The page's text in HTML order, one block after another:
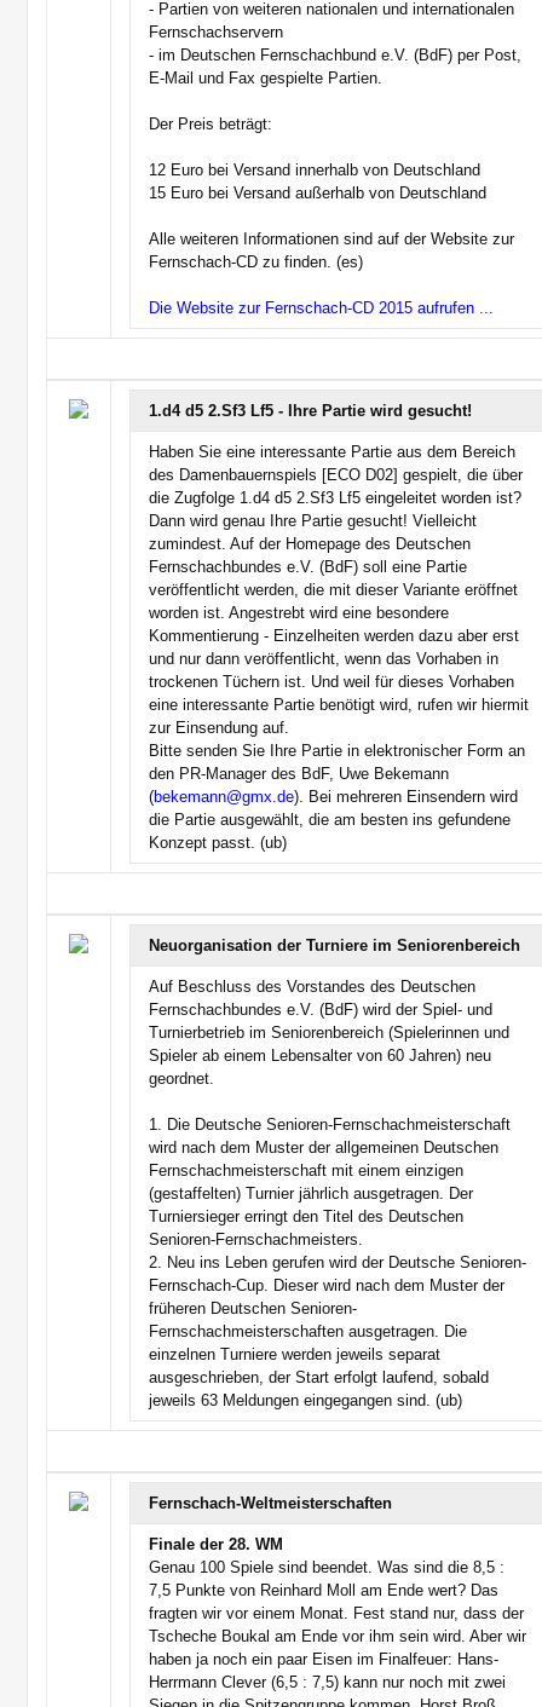
- Partien von weiteren nationalen und internationalen
Fernschachservern
- im Deutschen Fernschachbund e.V. (BdF) per Post,
E-Mail und Fax gespielte Partien.
Der Preis beträgt:
12 Euro bei Versand innerhalb von Deutschland
15 Euro bei Versand außerhalb von Deutschland
Alle weiteren Informationen sind auf der Website zur
Fernschach-CD zu finden. (es)
Die Website zur Fernschach-CD 2015 aufrufen ...
1.d4 d5 2.Sf3 Lf5 - Ihre Partie wird gesucht!
Haben Sie eine interessante Partie aus dem Bereich
des Damenbauernspiels [ECO D02] gespielt, die über
die Zugfolge 1.d4 d5 2.Sf3 Lf5 eingeleitet worden ist?
Dann wird genau Ihre Partie gesucht! Vielleicht
zumindest. Auf der Homepage des Deutschen
Fernschachbundes e.V. (BdF) soll eine Partie
veröffentlicht werden, die mit dieser Variante eröffnet
worden ist. Angestrebt wird eine besondere
Kommentierung - Einzelheiten werden dazu aber erst
und nur dann veröffentlicht, wenn das Vorhaben in
trockenen Tüchern ist. Und weil für dieses Vorhaben
eine interessante Partie benötigt wird, rufen wir hiermit
zur Einsendung auf.
Bitte senden Sie Ihre Partie in elektronischer Form an
den PR-Manager des BdF, Uwe Bekemann
(bekemann@gmx.de). Bei mehreren Einsendern wird
die Partie ausgewählt, die am besten ins gefundene
Konzept passt. (ub)
Neuorganisation der Turniere im Seniorenbereich
Auf Beschluss des Vorstandes des Deutschen
Fernschachbundes e.V. (BdF) wird der Spiel- und
Turnierbetrieb im Seniorenbereich (Spielerinnen und
Spieler ab einem Lebensalter von 60 Jahren) neu
geordnet.
1. Die Deutsche Senioren-Fernschachmeisterschaft
wird nach dem Muster der allgemeinen Deutschen
Fernschachmeisterschaft mit einem einzigen
(gestaffelten) Turnier jährlich ausgetragen. Der
Turniersieger erringt den Titel des Deutschen
Senioren-Fernschachmeisters.
2. Neu ins Leben gerufen wird der Deutsche Senioren-
Fernschach-Cup. Dieser wird nach dem Muster der
früheren Deutschen Senioren-
Fernschachmeisterschaften ausgetragen. Die
einzelnen Turniere werden jeweils separat
ausgeschrieben, der Start erfolgt laufend, sobald
jeweils 63 Meldungen eingegangen sind. (ub)
Fernschach-Weltmeisterschaften
Finale der 28. WM
Genau 100 Spiele sind beendet. Was sind die 8,5 :
7,5 Punkte von Reinhard Moll am Ende wert? Das
fragten wir vor einem Monat. Fest stand nur, dass der
Tscheche Boukal am Ende vor ihm sein wird. Aber wir
haben ja noch ein paar Eisen im Finalfeuer: Hans-
Herrmann Clever (6,5 : 7,5) kann nur noch mit zwei